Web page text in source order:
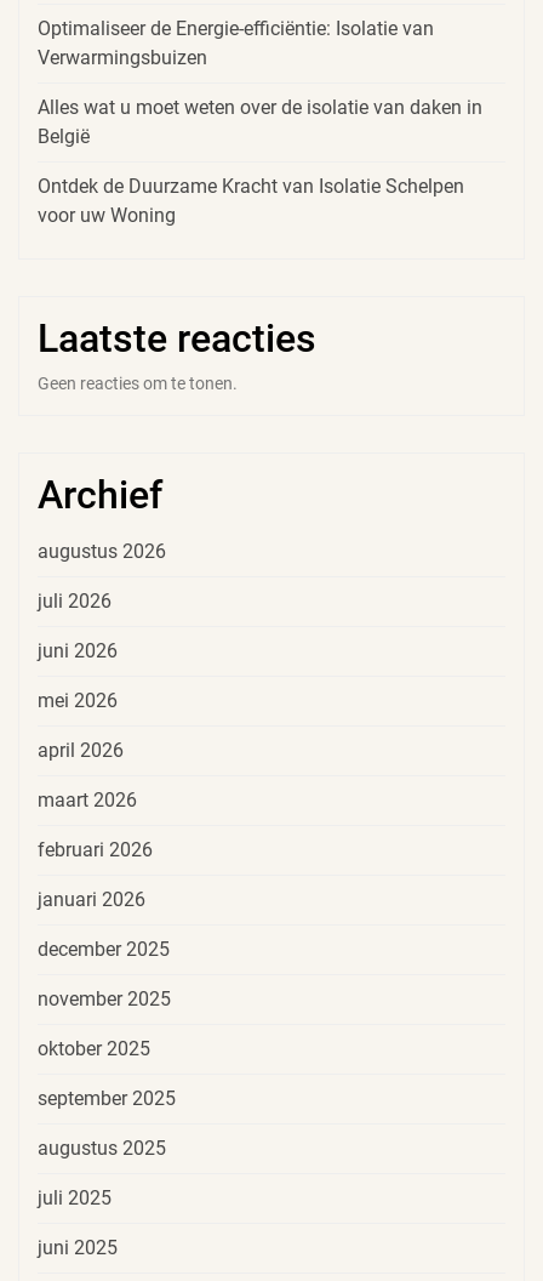
Optimaliseer de Energie-efficiëntie: Isolatie van
Verwarmingsbuizen
Alles wat u moet weten over de isolatie van daken in
België
Ontdek de Duurzame Kracht van Isolatie Schelpen
voor uw Woning
Laatste reacties
Geen reacties om te tonen.
Archief
augustus 2026
juli 2026
juni 2026
mei 2026
april 2026
maart 2026
februari 2026
januari 2026
december 2025
november 2025
oktober 2025
september 2025
augustus 2025
juli 2025
juni 2025